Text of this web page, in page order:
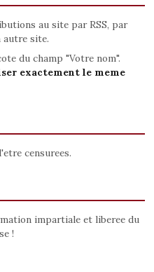
au site par RSS, par
autre site.
du champ "Votre nom".
exactement le meme
censurees.
impartiale et liberee du
!